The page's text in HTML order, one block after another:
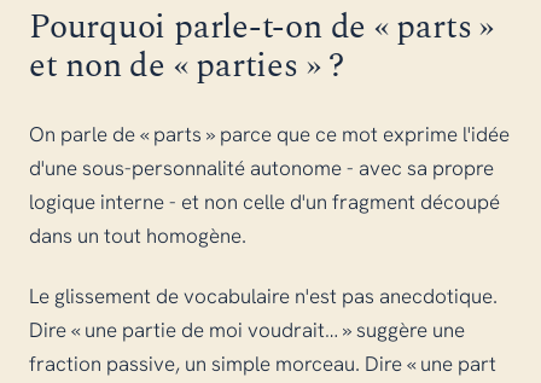
Pourquoi parle-t-on de « parts »
et non de « parties » ?
On parle de « parts » parce que ce mot exprime l'idée
d'une sous-personnalité autonome - avec sa propre
logique interne - et non celle d'un fragment découpé
dans un tout homogène.
Le glissement de vocabulaire n'est pas anecdotique.
Dire « une partie de moi voudrait… » suggère une
fraction passive, un simple morceau. Dire « une part